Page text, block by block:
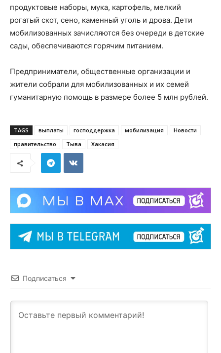
продуктовые наборы, мука, картофель, мелкий
рогатый скот, сено, каменный уголь и дрова. Дети
мобилизованных зачисляются без очереди в детские
сады, обеспечиваются горячим питанием.
Предприниматели, общественные организации и
жители собрали для мобилизованных и их семей
гуманитарную помощь в размере более 5 млн рублей.
TAGS выплаты господдержка мобилизация
Новости
правительство
Тыва Хакасия
Подписаться